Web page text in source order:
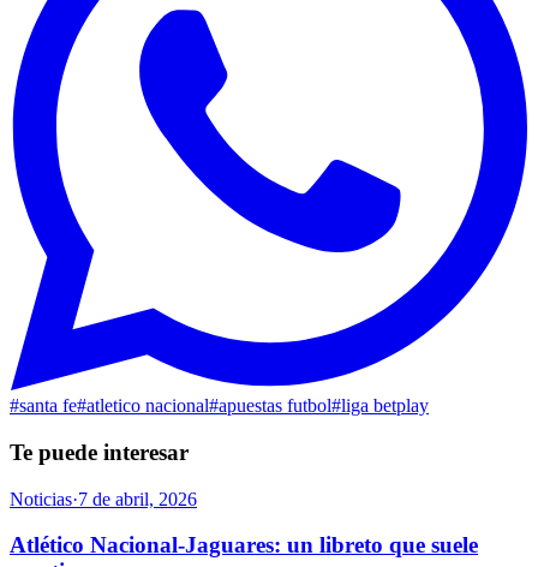
#santa fe#atletico nacional#apuestas futbol#liga betplay
Te puede interesar
Noticias·7 de abril, 2026
Atlético Nacional-Jaguares: un libreto que suele